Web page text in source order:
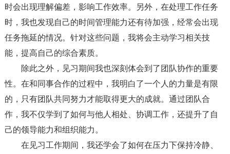
时会出现理解偏差，影响工作效率。另外，在处理工作任务
时，我也发现自己的时间管理能力还有待加强，经常会出现
任务拖延的情况。针对这些问题，我将会主动学习相关技
能，提高自己的综合素质。
除此之外，见习期间我也深刻体会到了团队协作的重要
性。在和同事合作的过程中，我明白了一个人的力量是有限
的，只有团队共同努力才能取得更大的成就。通过团队合
作，我不仅学到了如何与他人相处、协调工作，还提升了自
己的领导能力和组织能力。
在见习工作期间，我还学会了如何在压力下保持冷静、